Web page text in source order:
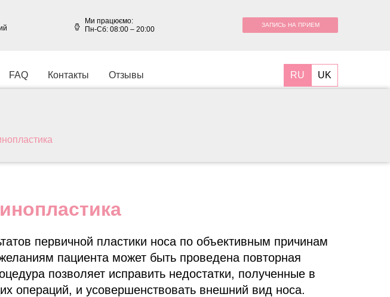
Ми працюємо:
Пн-Сб: 08:00 – 20:00
ЗАПИСЬ НА ПРИЕМ
FAQ Контакты Отзывы RU UK
первичной пластики носа по объективным причинам
пациента может быть проведена повторная
позволяет исправить недостатки, полученные в
операций, и усовершенствовать внешний вид носа.